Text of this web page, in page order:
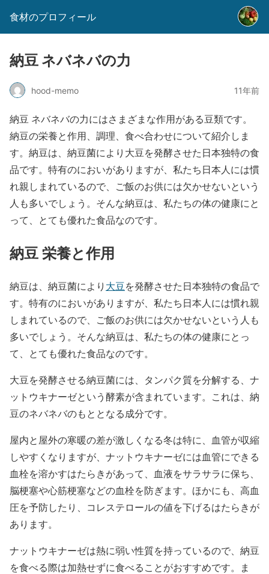
食材のプロフィール
納豆 ネバネバの力
hood-memo 11年前
納豆 ネバネバの力にはさまざまな作用がある豆類です。
納豆の栄養と作用、調理、食べ合わせについて紹介しま
す。納豆は、納豆菌により大豆を発酵させた日本独特の食
品です。特有のにおいがありますが、私たち日本人には慣
れ親しまれているので、ご飯のお供には欠かせないという
人も多いでしょう。そんな納豆は、私たちの体の健康にと
って、とても優れた食品なのです。
納豆 栄養と作用
納豆は、納豆菌により 大豆を発酵させた日本独特の食品で
す。特有のにおいがありますが、私たち日本人には慣れ親
しまれているので、ご飯のお供には欠かせないという人も
多いでしょう。そんな納豆は、私たちの体の健康にとっ
て、とても優れた食品なのです。
大豆を発酵させる納豆菌には、タンパク質を分解する、ナ
ットウキナーゼという酵素が含まれています。これは、納
豆のネバネバのもととなる成分です。
屋内と屋外の寒暖の差が激しくなる冬は特に、血管が収縮
しやすくなりますが、ナットウキナーゼには血管にできる
血栓を溶かすはたらきがあって、血液をサラサラに保ち、
脳梗塞や心筋梗塞などの血栓を防ぎます。ほかにも、高血
圧を予防したり、コレステロールの値を下げるはたらきが
あります。
ナットウキナーゼは熱に弱い性質を持っているので、納豆
を食べる際は加熱せずに食べることがおすすめです。ま